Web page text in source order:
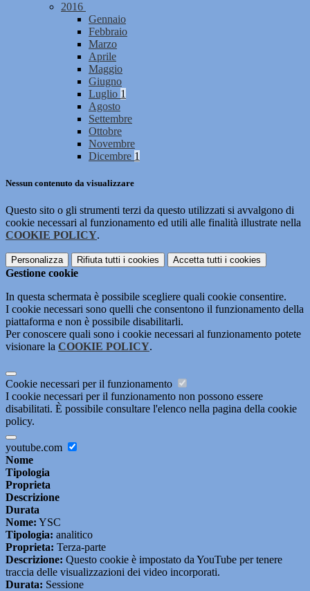
2016
Gennaio
Febbraio
Marzo
Aprile
Maggio
Giugno
Luglio 1
Agosto
Settembre
Ottobre
Novembre
Dicembre 1
Nessun contenuto da visualizzare
Questo sito o gli strumenti terzi da questo utilizzati si avvalgono di
cookie necessari al funzionamento ed utili alle finalità illustrate nella
COOKIE POLICY.
Personalizza Rifiuta tutti i cookies Accetta tutti i cookies
Gestione cookie
In questa schermata è possibile scegliere quali cookie consentire.
I cookie necessari sono quelli che consentono il funzionamento della
piattaforma e non è possibile disabilitarli.
Per conoscere quali sono i cookie necessari al funzionamento potete
visionare la COOKIE POLICY.
Cookie necessari per il funzionamento
I cookie necessari per il funzionamento non possono essere
disabilitati. È possibile consultare l'elenco nella pagina della cookie
policy.
youtube.com
Nome
Tipologia
Proprieta
Descrizione
Durata
Nome: YSC
Tipologia: analitico
Proprieta: Terza-parte
Descrizione: Questo cookie è impostato da YouTube per tenere
traccia delle visualizzazioni dei video incorporati.
Durata: Sessione